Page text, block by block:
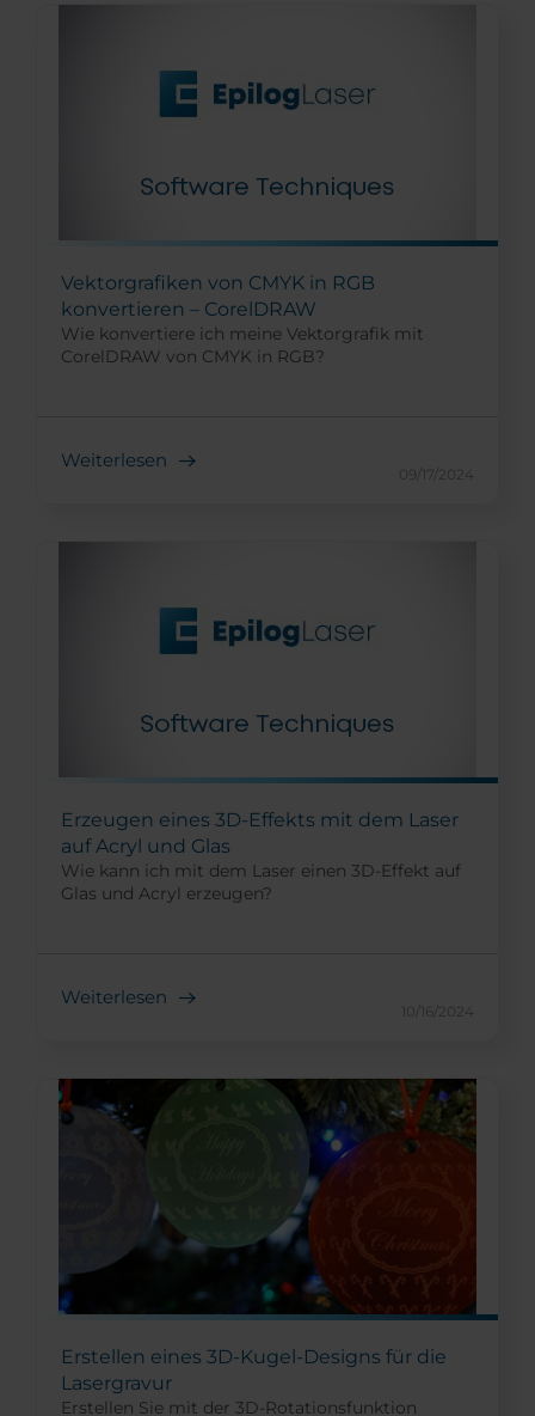
Vektorgrafiken von CMYK in RGB
konvertieren – CorelDRAW
Wie konvertiere ich meine Vektorgrafik mit
CorelDRAW von CMYK in RGB?
Weiterlesen
09/17/2024
Erzeugen eines 3D-Effekts mit dem Laser
auf Acryl und Glas
Wie kann ich mit dem Laser einen 3D-Effekt auf
Glas und Acryl erzeugen?
Weiterlesen
10/16/2024
Erstellen eines 3D-Kugel-Designs für die
Lasergravur
Erstellen Sie mit der 3D-Rotationsfunktion